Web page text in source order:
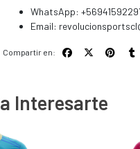
WhatsApp:
Email:
Compartir en:
Interesarte